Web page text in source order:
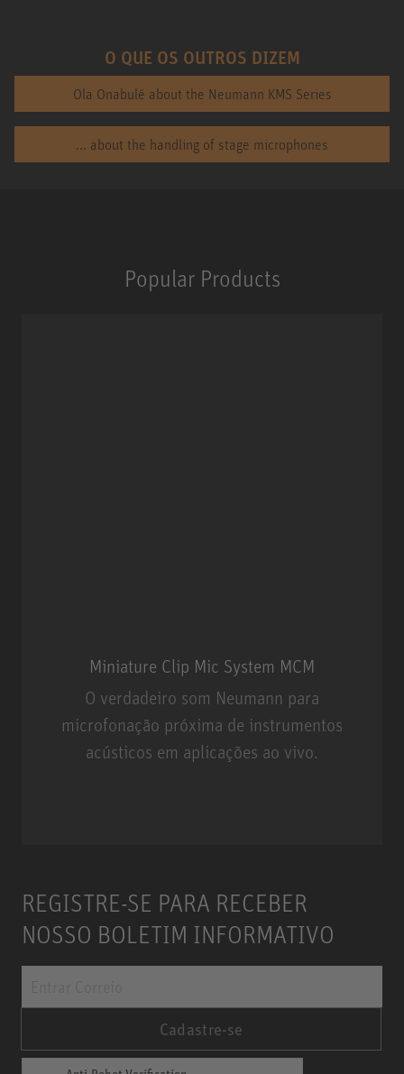
O QUE OS OUTROS DIZEM
Ola Onabulé about the Neumann KMS Series
... about the handling of stage microphones
Popular Products
Miniature Clip Mic System MCM
O verdadeiro som Neumann para
microfonação próxima de instrumentos
acústicos em aplicações ao vivo.
REGISTRE-SE PARA RECEBER
NOSSO BOLETIM INFORMATIVO
Cadastre-se